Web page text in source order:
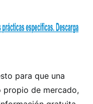
para que una
propio de mercado,